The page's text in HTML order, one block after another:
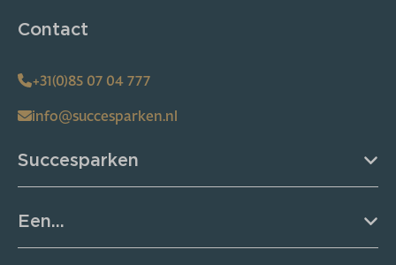
Contact
+31(0)85 07 04 777
info@succesparken.nl
Succesparken
Een...